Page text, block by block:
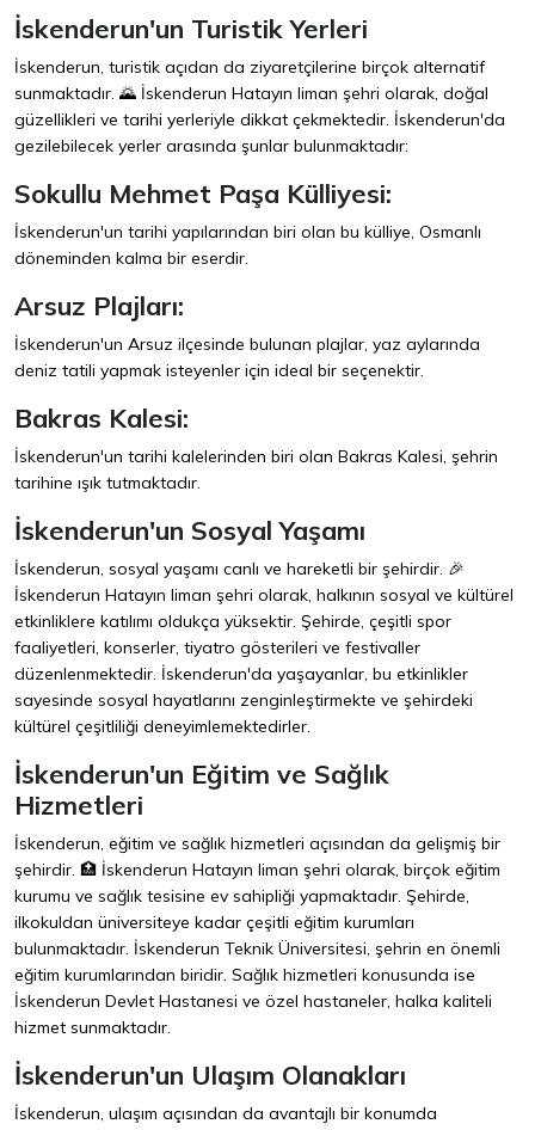
İskenderun'un Turistik Yerleri
İskenderun, turistik açıdan da ziyaretçilerine birçok alternatif
sunmaktadır. 🌄 İskenderun Hatayın liman şehri olarak, doğal
güzellikleri ve tarihi yerleriyle dikkat çekmektedir. İskenderun'da
gezilebilecek yerler arasında şunlar bulunmaktadır:
Sokullu Mehmet Paşa Külliyesi:
İskenderun'un tarihi yapılarından biri olan bu külliye, Osmanlı
döneminden kalma bir eserdir.
Arsuz Plajları:
İskenderun'un Arsuz ilçesinde bulunan plajlar, yaz aylarında
deniz tatili yapmak isteyenler için ideal bir seçenektir.
Bakras Kalesi:
İskenderun'un tarihi kalelerinden biri olan Bakras Kalesi, şehrin
tarihine ışık tutmaktadır.
İskenderun'un Sosyal Yaşamı
İskenderun, sosyal yaşamı canlı ve hareketli bir şehirdir. 🎉
İskenderun Hatayın liman şehri olarak, halkının sosyal ve kültürel
etkinliklere katılımı oldukça yüksektir. Şehirde, çeşitli spor
faaliyetleri, konserler, tiyatro gösterileri ve festivaller
düzenlenmektedir. İskenderun'da yaşayanlar, bu etkinlikler
sayesinde sosyal hayatlarını zenginleştirmekte ve şehirdeki
kültürel çeşitliliği deneyimlemektedirler.
İskenderun'un Eğitim ve Sağlık
Hizmetleri
İskenderun, eğitim ve sağlık hizmetleri açısından da gelişmiş bir
şehirdir. 🏥 İskenderun Hatayın liman şehri olarak, birçok eğitim
kurumu ve sağlık tesisine ev sahipliği yapmaktadır. Şehirde,
ilkokuldan üniversiteye kadar çeşitli eğitim kurumları
bulunmaktadır. İskenderun Teknik Üniversitesi, şehrin en önemli
eğitim kurumlarından biridir. Sağlık hizmetleri konusunda ise
İskenderun Devlet Hastanesi ve özel hastaneler, halka kaliteli
hizmet sunmaktadır.
İskenderun'un Ulaşım Olanakları
İskenderun, ulaşım açısından da avantajlı bir konumda